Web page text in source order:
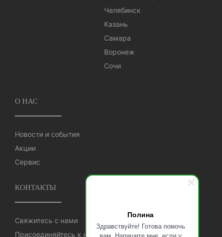
Полина
Здравствуйте! Готова помочь
Челябинск
Казань
Самара
Воронеж
Сочи
О НАС
Новости и события
Акции
Сервис
КОНТАКТЫ
Свяжитесь с нами
Присоединяйтесь к нам